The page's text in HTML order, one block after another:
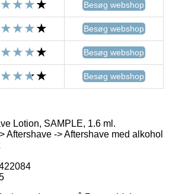
Besøg webshop
Besøg webshop
Besøg webshop
Besøg webshop
Lotion, SAMPLE, 1.6 ml.
Aftershave -> Aftershave med alkohol